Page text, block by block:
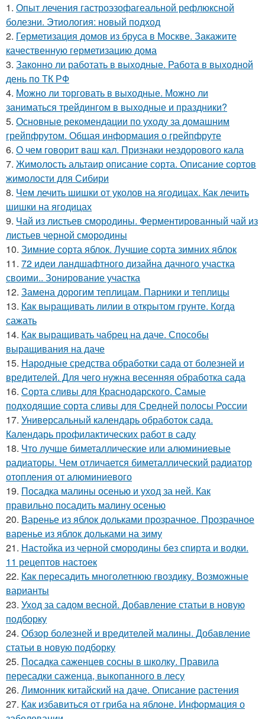
1. Опыт лечения гастроэзофагеальной рефлюксной
болезни. Этиология: новый подход
2. Герметизация домов из бруса в Москве. Закажите
качественную герметизацию дома
3. Законно ли работать в выходные. Работа в выходной
день по ТК РФ
4. Можно ли торговать в выходные. Можно ли
заниматься трейдингом в выходные и праздники?
5. Основные рекомендации по уходу за домашним
грейпфрутом. Общая информация о грейпфруте
6. О чем говорит ваш кал. Признаки нездорового кала
7. Жимолость альтаир описание сорта. Описание сортов
жимолости для Сибири
8. Чем лечить шишки от уколов на ягодицах. Как лечить
шишки на ягодицах
9. Чай из листьев смородины. Ферментированный чай из
листьев черной смородины
10. Зимние сорта яблок. Лучшие сорта зимних яблок
11. 72 идеи ландшафтного дизайна дачного участка
своими.. Зонирование участка
12. Замена дорогим теплицам. Парники и теплицы
13. Как выращивать лилии в открытом грунте. Когда
сажать
14. Как выращивать чабрец на даче. Способы
выращивания на даче
15. Народные средства обработки сада от болезней и
вредителей. Для чего нужна весенняя обработка сада
16. Сорта сливы для Краснодарского. Самые
подходящие сорта сливы для Средней полосы России
17. Универсальный календарь обработок сада.
Календарь профилактических работ в саду
18. Что лучше биметаллические или алюминиевые
радиаторы. Чем отличается биметаллический радиатор
отопления от алюминиевого
19. Посадка малины осенью и уход за ней. Как
правильно посадить малину осенью
20. Варенье из яблок дольками прозрачное. Прозрачное
варенье из яблок дольками на зиму
21. Настойка из черной смородины без спирта и водки.
11 рецептов настоек
22. Как пересадить многолетнюю гвоздику. Возможные
варианты
23. Уход за садом весной. Добавление статьи в новую
подборку
24. Обзор болезней и вредителей малины. Добавление
статьи в новую подборку
25. Посадка саженцев сосны в школку. Правила
пересадки саженца, выкопанного в лесу
26. Лимонник китайский на даче. Описание растения
27. Как избавиться от гриба на яблоне. Информация о